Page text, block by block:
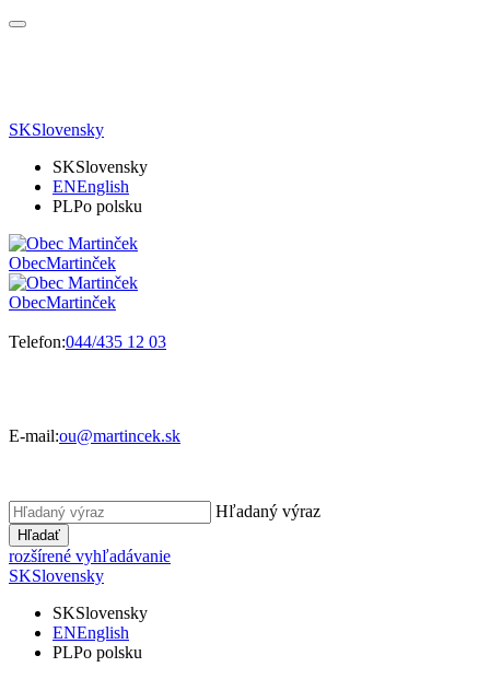
SKSlovensky
SKSlovensky
ENEnglish
PLPo polsku
ObecMartinček
ObecMartinček
Telefon:044/435 12 03
E-mail:ou@martincek.sk
Hľadaný výraz
Hľadať
rozšírené vyhľadávanie
SKSlovensky
SKSlovensky
ENEnglish
PLPo polsku